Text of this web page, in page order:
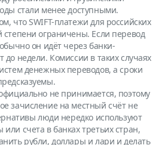
стали менее доступными.
что SWIFT-платежи для российских
степени ограничены. Если перевод
он идёт через банки-
до недели. Комиссии в таких случаях
денежных переводов, а сроки
не принимается, поэтому
зачисление на местный счёт не
люди нередко используют
счета в банках третьих стран,
рубли, доллары и лари и делать